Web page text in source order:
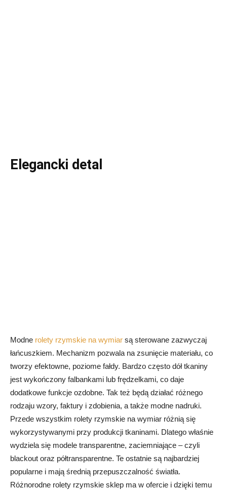
Elegancki detal
Modne rolety rzymskie na wymiar są sterowane zazwyczaj
łańcuszkiem. Mechanizm pozwala na zsunięcie materiału, co
tworzy efektowne, poziome fałdy. Bardzo często dół tkaniny
jest wykończony falbankami lub frędzelkami, co daje
dodatkowe funkcje ozdobne. Tak też będą działać różnego
rodzaju wzory, faktury i zdobienia, a także modne nadruki.
Przede wszystkim rolety rzymskie na wymiar różnią się
wykorzystywanymi przy produkcji tkaninami. Dlatego właśnie
wydziela się modele transparentne, zaciemniające – czyli
blackout oraz półtransparentne. Te ostatnie są najbardziej
popularne i mają średnią przepuszczalność światła.
Różnorodne rolety rzymskie sklep ma w ofercie i dzięki temu